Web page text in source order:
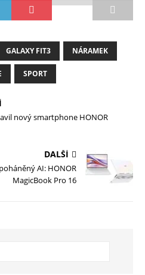
GALAXY FIT3 NÁRAMEK
SPORT
nový smartphone HONOR
DALŠÍ
AI: HONOR
MagicBook Pro 16